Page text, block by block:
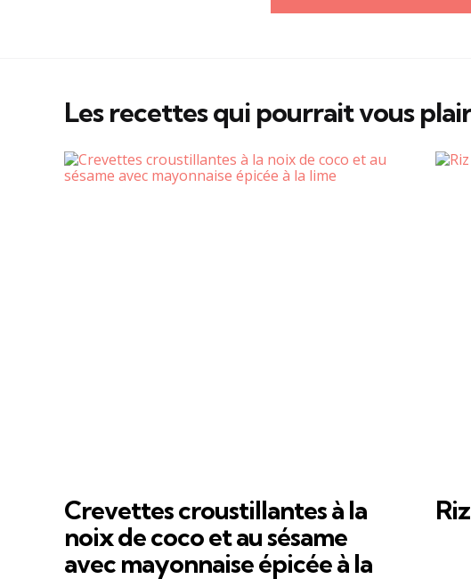
Les recettes qui pourrait vous
Crevettes croustillantes à la
noix de coco et au sésame
avec mayonnaise épicée à la